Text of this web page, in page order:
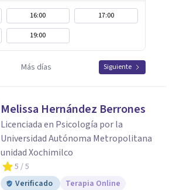
16:00
17:00
19:00
Más días Siguiente
Melissa Hernández Berrones
Licenciada en Psicología por la
Universidad Autónoma Metropolitana
unidad Xochimilco
5 / 5
Verificado
Terapia Online